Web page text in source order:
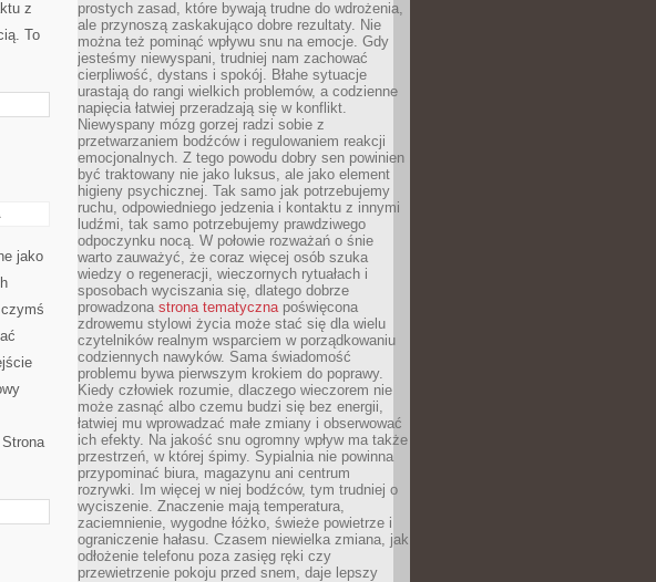
z
To
jako
prostych zasad, które bywają trudne do wdrożenia,
ale przynoszą zaskakująco dobre rezultaty. Nie
można też pominąć wpływu snu na emocje. Gdy
jesteśmy niewyspani, trudniej nam zachować
cierpliwość, dystans i spokój. Błahe sytuacje
urastają do rangi wielkich problemów, a codzienne
napięcia łatwiej przeradzają się w konflikt.
Niewyspany mózg gorzej radzi sobie z
przetwarzaniem bodźców i regulowaniem reakcji
emocjonalnych. Z tego powodu dobry sen powinien
być traktowany nie jako luksus, ale jako element
higieny psychicznej. Tak samo jak potrzebujemy
ruchu, odpowiedniego jedzenia i kontaktu z innymi
ludźmi, tak samo potrzebujemy prawdziwego
odpoczynku nocą. W połowie rozważań o śnie
warto zauważyć, że coraz więcej osób szuka
wiedzy o regeneracji, wieczornych rytuałach i
sposobach wyciszania się, dlatego dobrze
prowadzona strona tematycznapoświęcona
zdrowemu stylowi życia może stać się dla wielu
czytelników realnym wsparciem w porządkowaniu
codziennych nawyków. Sama świadomość
problemu bywa pierwszym krokiem do poprawy.
Kiedy człowiek rozumie, dlaczego wieczorem nie
może zasnąć albo czemu budzi się bez energii,
łatwiej mu wprowadzać małe zmiany i obserwować
ich efekty. Na jakość snu ogromny wpływ ma także
przestrzeń, w której śpimy. Sypialnia nie powinna
przypominać biura, magazynu ani centrum
rozrywki. Im więcej w niej bodźców, tym trudniej o
wyciszenie. Znaczenie mają temperatura,
zaciemnienie, wygodne łóżko, świeże powietrze i
ograniczenie hałasu. Czasem niewielka zmiana, jak
odłożenie telefonu poza zasięg ręki czy
przewietrzenie pokoju przed snem, daje lepszy